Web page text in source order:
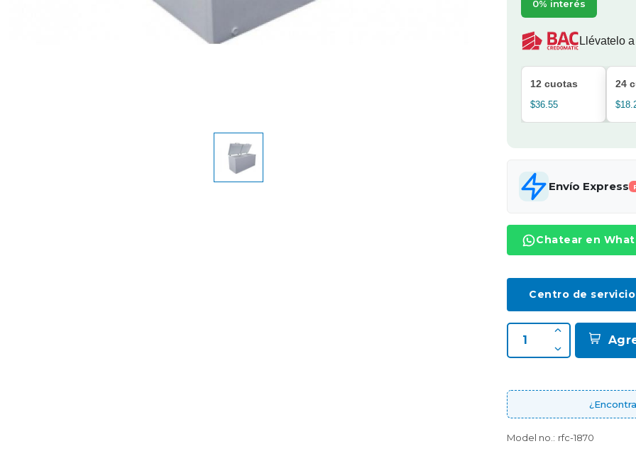
0% interés
Llévatelo
12 cuotas
$36.55
24
Envío Express
Chatear en
Centro de servicio
Model no.: rfc-1870